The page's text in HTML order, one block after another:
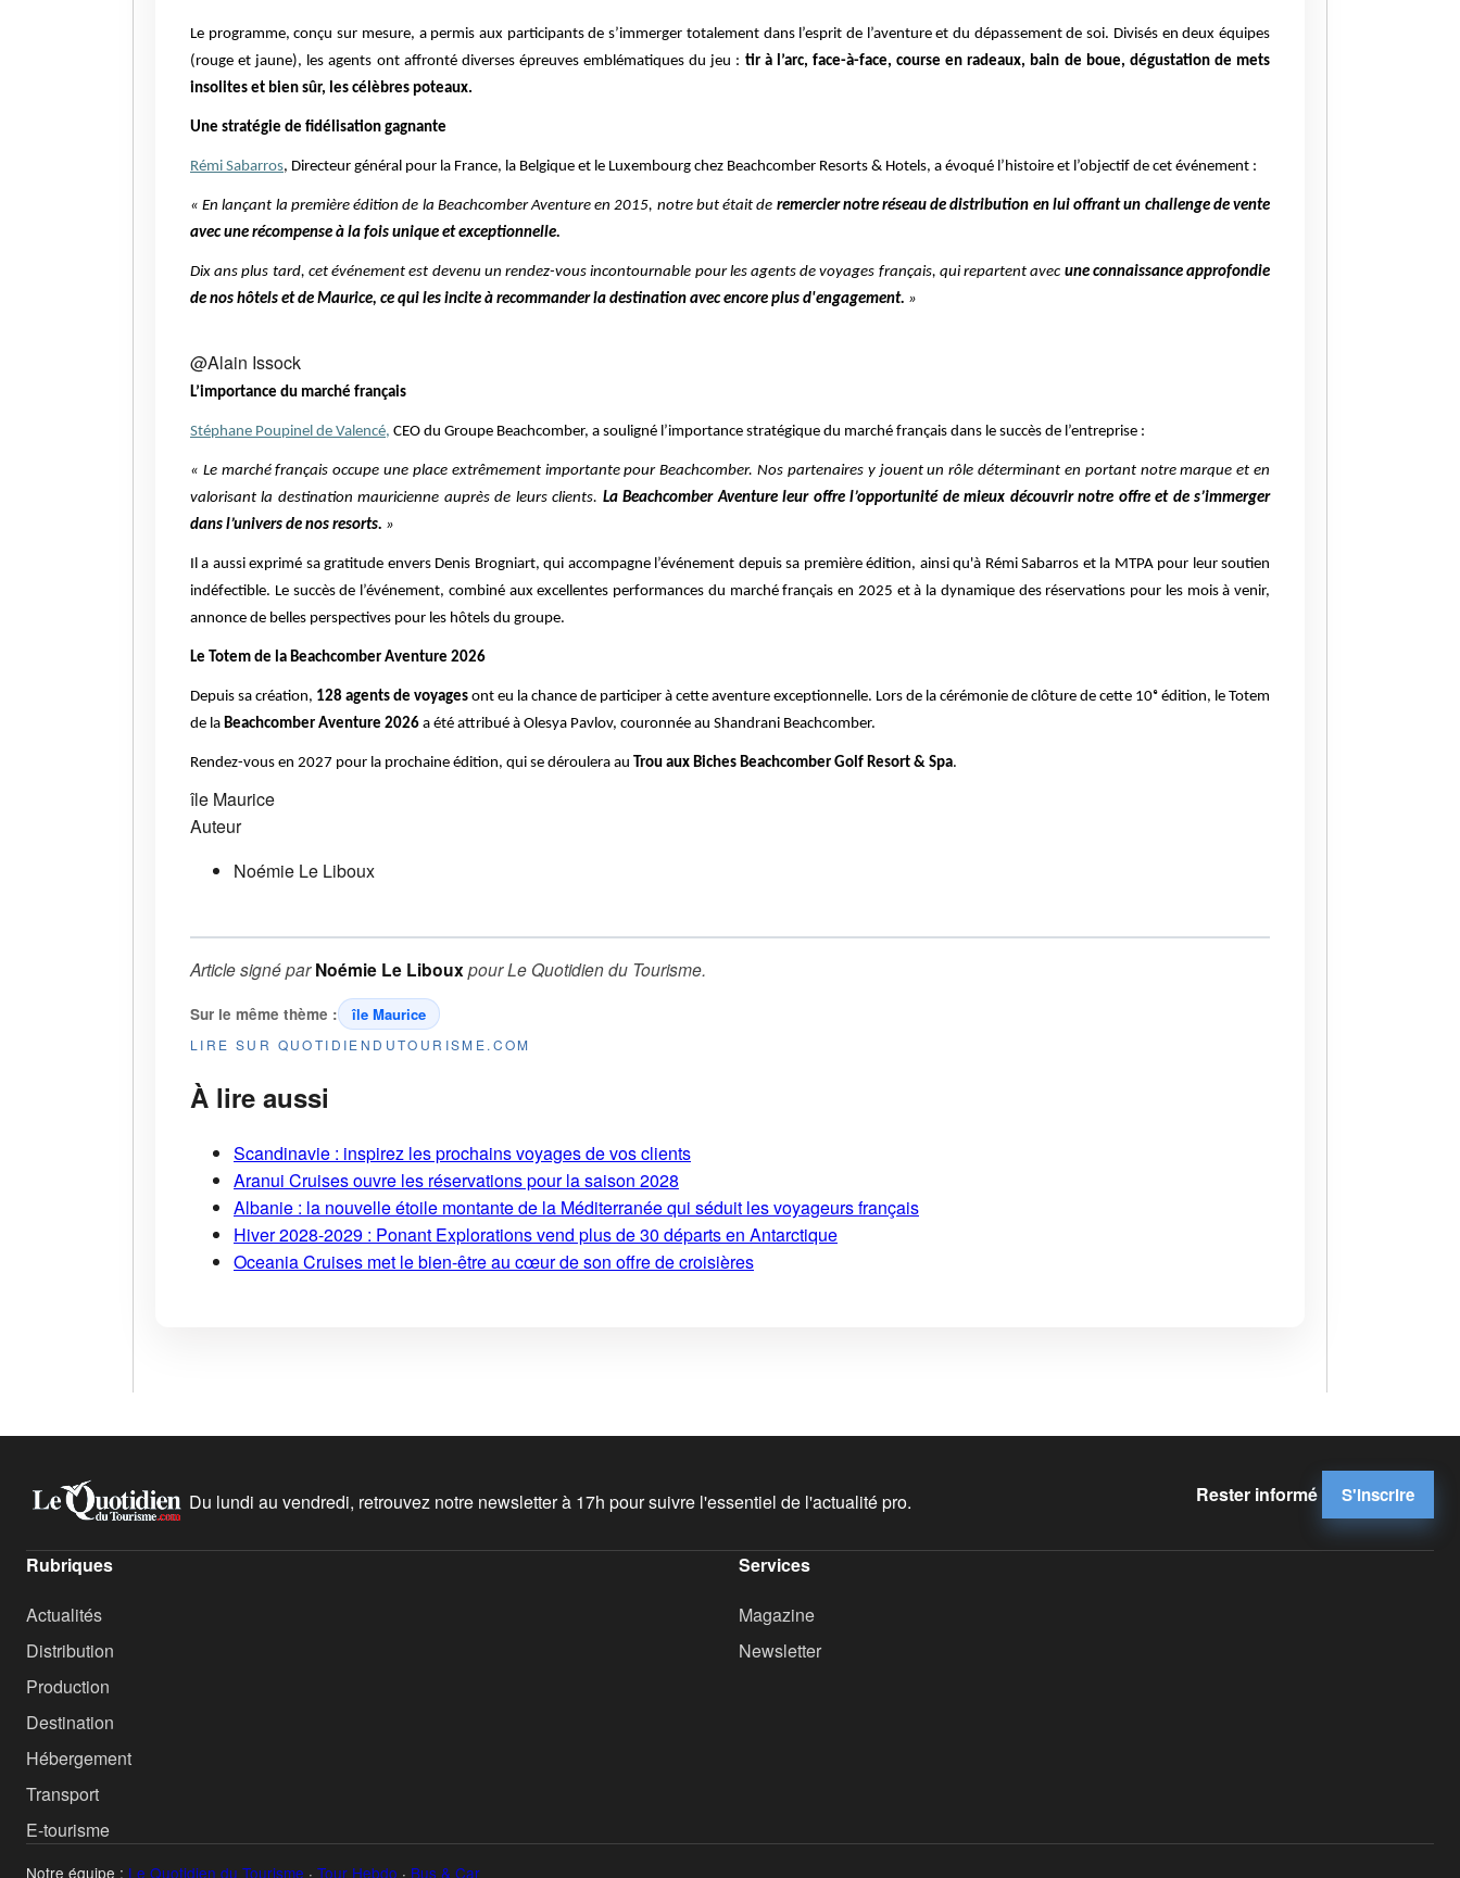
Le programme, conçu sur mesure, a permis aux participants de s’immerger totalement dans l’esprit de l’aventure et du dépassement de soi. Divisés en deux équipes
(rouge et jaune), les agents ont affronté diverses épreuves emblématiques du jeu : tir à l’arc, face-à-face, course en radeaux, bain de boue, dégustation de mets
insolites et bien sûr, les célèbres poteaux.
Une stratégie de fidélisation gagnante
Rémi Sabarros, Directeur général pour la France, la Belgique et le Luxembourg chez Beachcomber Resorts & Hotels, a évoqué l’histoire et l’objectif de cet événement :
« En lançant la première édition de la Beachcomber Aventure en 2015, notre but était de remercier notre réseau de distribution en lui offrant un challenge de vente
avec une récompense à la fois unique et exceptionnelle.
Dix ans plus tard, cet événement est devenu un rendez-vous incontournable pour les agents de voyages français, qui repartent avec une connaissance approfondie
de nos hôtels et de Maurice, ce qui les incite à recommander la destination avec encore plus d'engagement. »
@Alain Issock
L’importance du marché français
Stéphane Poupinel de Valencé, CEO du Groupe Beachcomber, a souligné l’importance stratégique du marché français dans le succès de l’entreprise :
« Le marché français occupe une place extrêmement importante pour Beachcomber. Nos partenaires y jouent un rôle déterminant en portant notre marque et en
valorisant la destination mauricienne auprès de leurs clients. La Beachcomber Aventure leur offre l’opportunité de mieux découvrir notre offre et de s’immerger
dans l’univers de nos resorts. »
Il a aussi exprimé sa gratitude envers Denis Brogniart, qui accompagne l’événement depuis sa première édition, ainsi qu'à Rémi Sabarros et la MTPA pour leur soutien
indéfectible. Le succès de l’événement, combiné aux excellentes performances du marché français en 2025 et à la dynamique des réservations pour les mois à venir,
annonce de belles perspectives pour les hôtels du groupe.
Le Totem de la Beachcomber Aventure 2026
Depuis sa création, 128 agents de voyages ont eu la chance de participer à cette aventure exceptionnelle. Lors de la cérémonie de clôture de cette 10ᵉ édition, le Totem
de la Beachcomber Aventure 2026 a été attribué à Olesya Pavlov, couronnée au Shandrani Beachcomber.
Rendez-vous en 2027 pour la prochaine édition, qui se déroulera au Trou aux Biches Beachcomber Golf Resort & Spa.
île Maurice
Auteur
Noémie Le Liboux
Article signé parNoémie Le LibouxpourLe Quotidien du Tourisme.
Sur le même thème : île Maurice
LIRE SUR QUOTIDIENDUTOURISME.COM
À lire aussi
Scandinavie : inspirez les prochains voyages de vos clients
Aranui Cruises ouvre les réservations pour la saison 2028
Albanie : la nouvelle étoile montante de la Méditerranée qui séduit les voyageurs français
Hiver 2028-2029 : Ponant Explorations vend plus de 30 départs en Antarctique
Oceania Cruises met le bien-être au cœur de son offre de croisières
Du lundi au vendredi, retrouvez notre newsletter à 17h pour suivre l'essentiel de l'actualité pro. Rester informé S'inscrire
Rubriques
Actualités
Distribution
Production
Destination
Hébergement
Transport
E-tourisme
Services
Magazine
Newsletter
Notre équipe : Le Quotidien du Tourisme · Tour Hebdo · Bus & Car